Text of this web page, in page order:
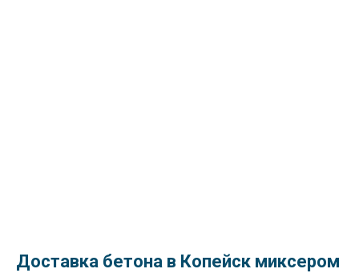
Доставка бетона в Копейск миксером